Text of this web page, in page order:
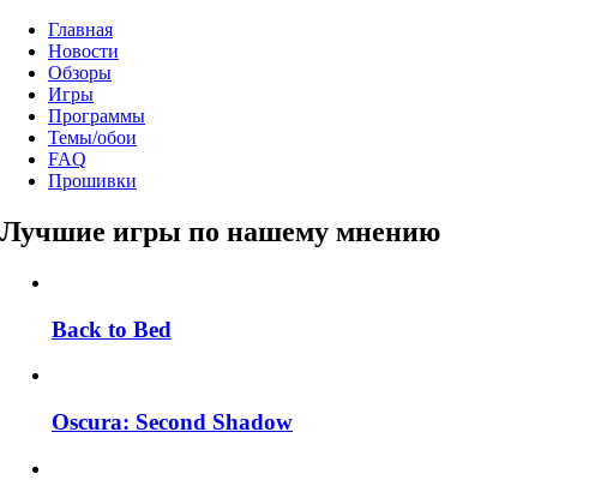
Главная
Новости
Обзоры
Игры
Программы
Темы/обои
FAQ
Прошивки
Лучшие игры по нашему мнению
Back to Bed
Oscura: Second Shadow